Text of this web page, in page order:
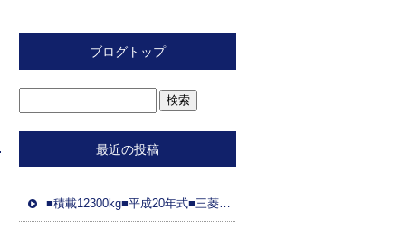
ブログトップ
最近の投稿
■積載12300kg■平成20年式■三菱ふそう■スライド重機運搬車■距離89万㌔■ラジコン■フジタ製ボディ■ 車検令和8年2月26日■国産エンジン